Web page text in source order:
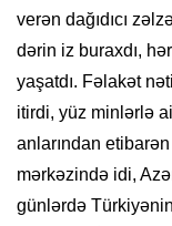
verən dağıdıcı
dərin iz buraxdı,
yaşatdı. Fəlakət
itirdi, yüz minlərlə
anlarından
mərkəzində idi,
günlərdə